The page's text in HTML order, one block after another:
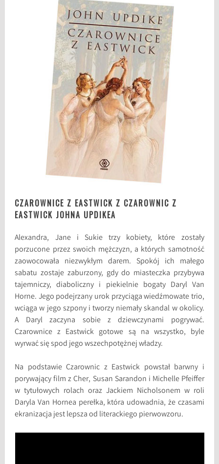
CZAROWNICE Z EASTWICK Z CZAROWNIC Z
EASTWICK JOHNA UPDIKEA
Alexandra, Jane i Sukie trzy kobiety, które zostały
porzucone przez swoich mężczyzn, a których samotność
zaowocowała niezwykłym darem. Spokój ich małego
sabatu zostaje zaburzony, gdy do miasteczka przybywa
tajemniczy, diaboliczny i piekielnie bogaty Daryl Van
Horne. Jego podejrzany urok przyciąga wiedźmowate trio,
wciąga w jego szpony i tworzy niemały skandal w okolicy.
A Daryl zaczyna sobie z dziewczynami pogrywać.
Czarownice z Eastwick gotowe są na wszystko, byle
wyrwać się spod jego wszechpotężnej władzy.
Na podstawie Czarownic z Eastwick powstał barwny i
porywający film z Cher, Susan Sarandon i Michelle Pfeiffer
w tytułowych rolach oraz Jackiem Nicholsonem w roli
Daryla Van Hornea perełka, która udowadnia, że czasami
ekranizacja jest lepsza od literackiego pierwowzoru.